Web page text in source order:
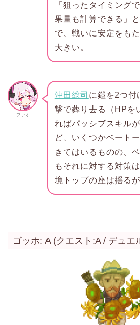
「狙ったタイミング
果量も計算できる」
で、戦いに安定をも
大きい。
ファオ
沖田総司 に鎧を2つ付
撃で葬り去る（HPを
ればパッシブスキル
ど、いくつかベート
きてはいるものの、
もそれに対する対策
境トップの座は揺るが
ゴッホ: A (クエスト:A / デュエ